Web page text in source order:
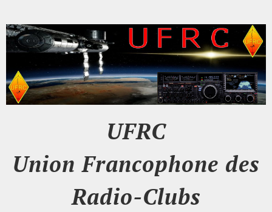
UFRC
Union Francophone des
Radio-Clubs